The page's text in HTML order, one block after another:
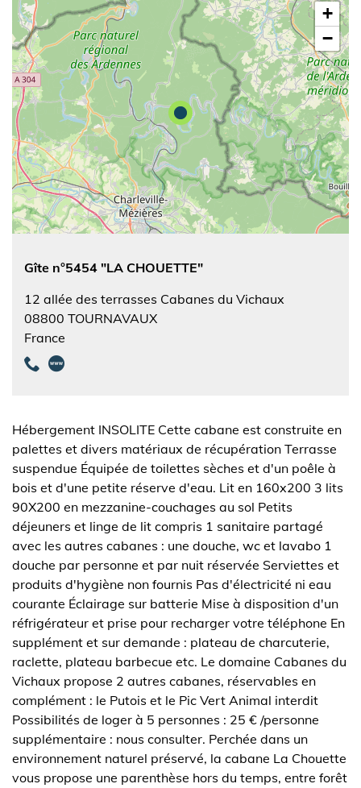
+
−
Gîte n°5454 "LA CHOUETTE"
12 allée des terrasses Cabanes du Vichaux
08800 TOURNAVAUX
France
Hébergement INSOLITE Cette cabane est construite en
palettes et divers matériaux de récupération Terrasse
suspendue Équipée de toilettes sèches et d'un poêle à
bois et d'une petite réserve d'eau. Lit en 160x200 3 lits
90X200 en mezzanine-couchages au sol Petits
déjeuners et linge de lit compris 1 sanitaire partagé
avec les autres cabanes : une douche, wc et lavabo 1
douche par personne et par nuit réservée Serviettes et
produits d'hygiène non fournis Pas d'électricité ni eau
courante Éclairage sur batterie Mise à disposition d'un
réfrigérateur et prise pour recharger votre téléphone En
supplément et sur demande : plateau de charcuterie,
raclette, plateau barbecue etc. Le domaine Cabanes du
Vichaux propose 2 autres cabanes, réservables en
complément : le Putois et le Pic Vert Animal interdit
Possibilités de loger à 5 personnes : 25 € /personne
supplémentaire : nous consulter. Perchée dans un
environnement naturel préservé, la cabane La Chouette
vous propose une parenthèse hors du temps, entre forêt